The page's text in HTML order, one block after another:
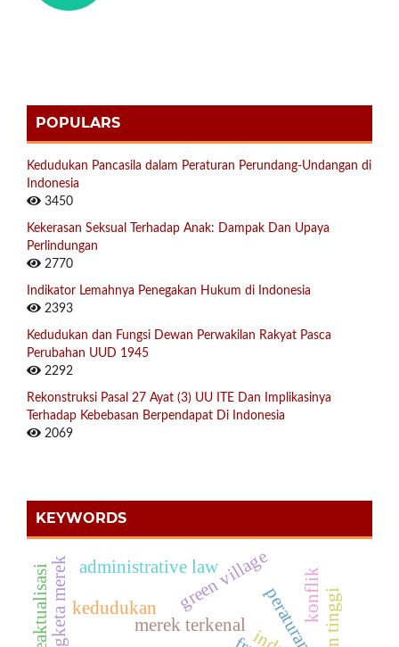
POPULARS
Kedudukan Pancasila dalam Peraturan Perundang-Undangan di
Indonesia
3450
Kekerasan Seksual Terhadap Anak: Dampak Dan Upaya
Perlindungan
2770
Indikator Lemahnya Penegakan Hukum di Indonesia
2393
Kedudukan dan Fungsi Dewan Perwakilan Rakyat Pasca
Perubahan UUD 1945
2292
Rekonstruksi Pasal 27 Ayat (3) UU ITE Dan Implikasinya
Terhadap Kebebasan Berpendapat Di Indonesia
2069
KEYWORDS
merek terkenal
sengketa merekkedudukan peraturan
green village
administrative law
reaktualisasi konflik